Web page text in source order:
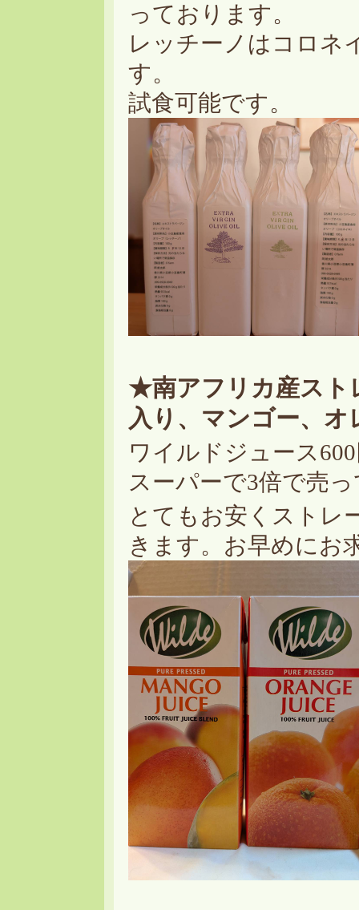
っております。
レッチーノはコロネ
す。
試食可能です。
★南アフリカ産スト
入り、マンゴー、
ワイルドジュース
スーパーで3倍で売
とてもお安くストレ
きます。お早めにお